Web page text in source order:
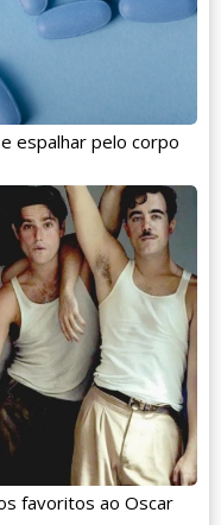
espalhar pelo corpo
favoritos ao Oscar